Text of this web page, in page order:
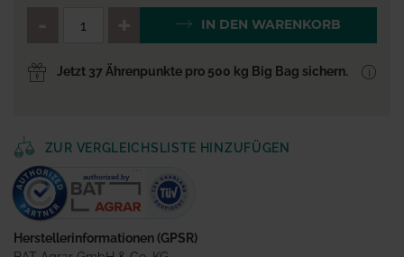
QTY_CONTROL_DECREASE
IN DEN WARENKORB
Jetzt 37 Ährenpunkte pro 500 kg Big Bag sichern.
ZUR VERGLEICHSLISTE HINZUFÜGEN
Herstellerinformationen (GPSR)